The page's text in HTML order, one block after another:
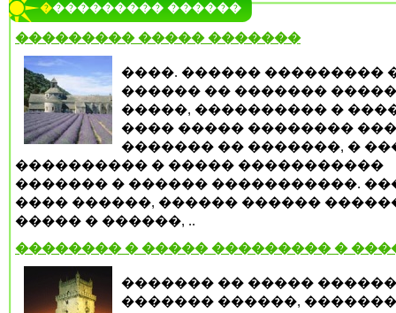
���������� ������
��������� ����� �������
����. ������ ���������
������ �� �������
�����, ���������� �
���� ����� ��������
������� �� �������, �
���������� � ����� �����������
������� � ������ �����������.
���� ������, ������ ������
����� � ������, ..
�������� � ����� ��������� �
������� �� �����
������� ������,